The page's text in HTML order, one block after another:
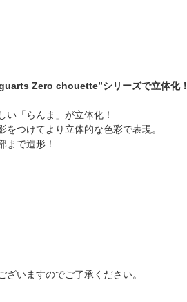
Zero chouette”シリーズで立体化！
い「らんま」が立体化！
つけてより立体的な色彩で表現。
まで造形！
いますのでご了承ください。